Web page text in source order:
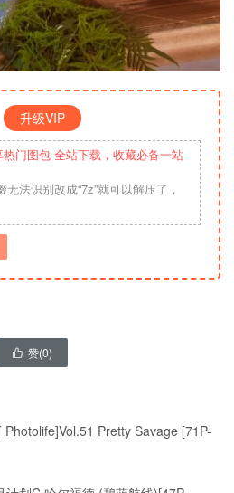
升级VIP
门图包 全站下载，收藏必备一站
法识别改成“7z”就可以解压了，
 赞(0)
Pretty Savage [71P-